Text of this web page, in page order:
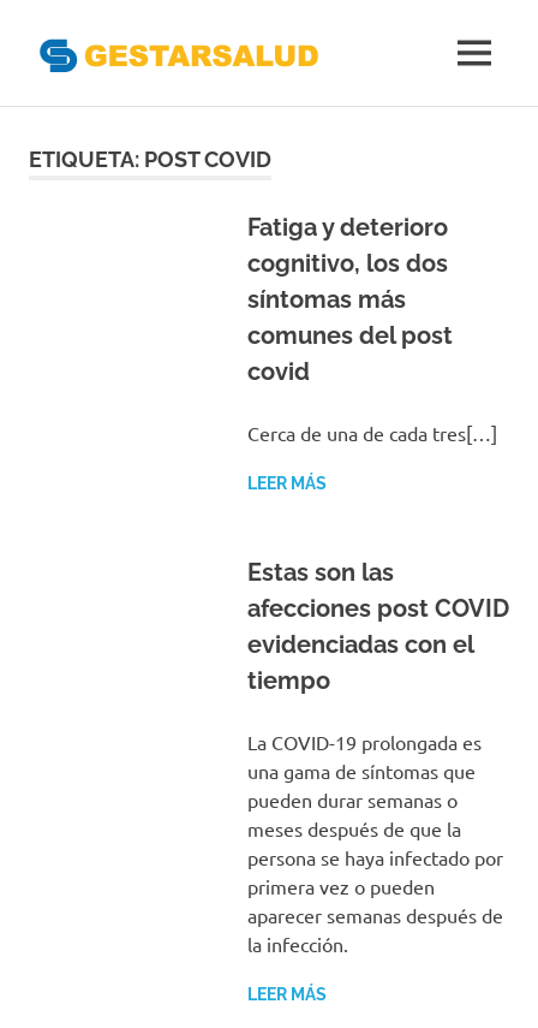
Gestoras
MENÚ
ETIQUETA: POST COVID
Fatiga y deterioro
cognitivo, los dos
síntomas más
comunes del post
covid
Cerca de una de cada tres[…]
LEER MÁS
Estas son las
afecciones post COVID
evidenciadas con el
tiempo
La COVID-19 prolongada es
una gama de síntomas que
pueden durar semanas o
meses después de que la
persona se haya infectado por
primera vez o pueden
aparecer semanas después de
la infección.
LEER MÁS